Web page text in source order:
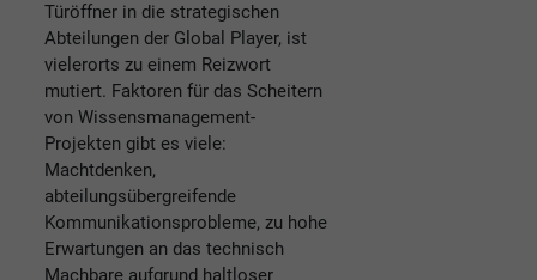
Türöffner in die strategischen
Abteilungen der Global Player, ist
vielerorts zu einem Reizwort
mutiert. Faktoren für das Scheitern
von Wissensmanagement-
Projekten gibt es viele:
Machtdenken,
abteilungsübergreifende
Kommunikationsprobleme, zu hohe
Erwartungen an das technisch
Machbare aufgrund haltloser